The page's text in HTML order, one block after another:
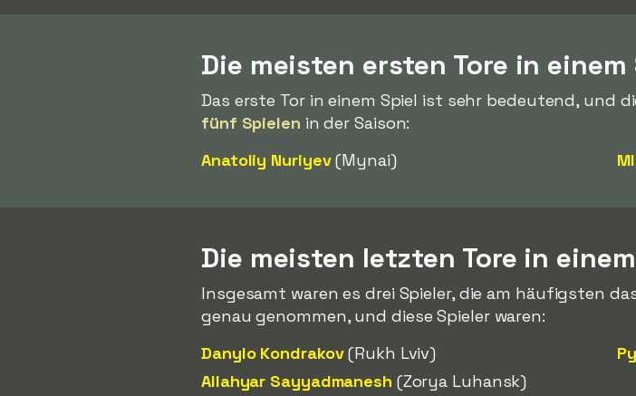
Die meisten ersten Tore in einem
Das erste Tor in einem Spiel ist sehr bedeutend, und
fünf Spielen in der Saison:
Anatoliy Nuriyev(Mynai)
Die meisten letzten Tore in
Insgesamt waren es drei Spieler, die am häufigsten
genau genommen, und diese Spieler waren:
Danylo Kondrakov(Rukh Lviv)
Allahyar Sayyadmanesh (Zorya Luhansk)